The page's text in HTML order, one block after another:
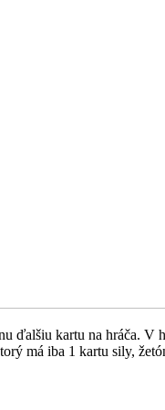
ďalšiu kartu na hráča.
má iba 1 kartu sily,